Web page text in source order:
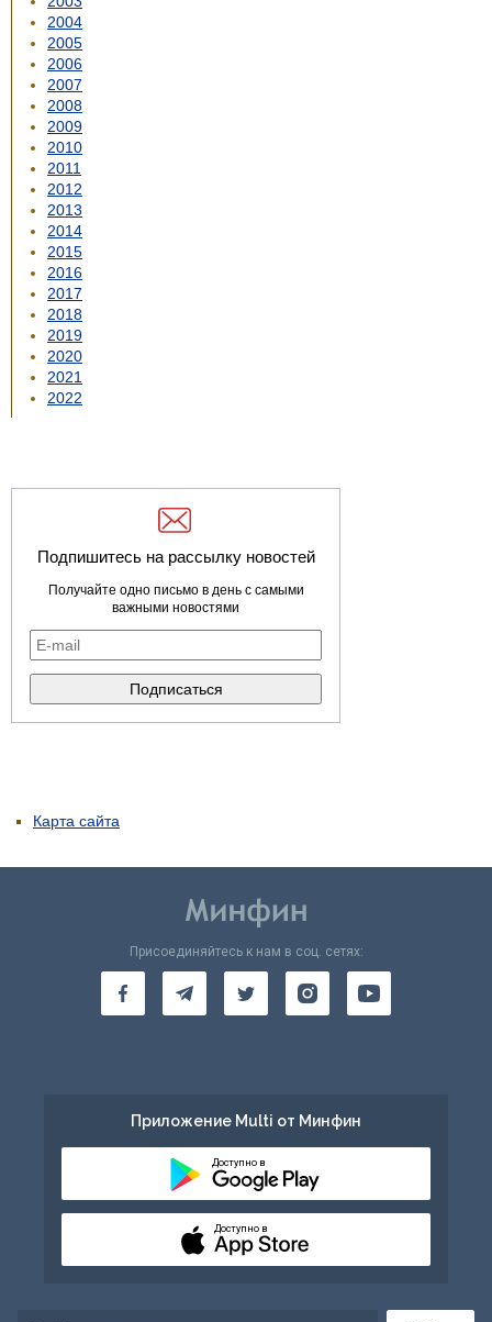
2004
2005
2006
2007
2008
2009
2010
2011
2012
2013
2014
2015
2016
2017
2018
2019
2020
2021
2022
Подпишитесь на рассылку новостей
Получайте одно письмо в день с самыми
важными новостями
Карта сайта
Присоединяйтесь к нам в соц. сетях:
Приложение Multi от Минфин
Доступно в
Доступно в